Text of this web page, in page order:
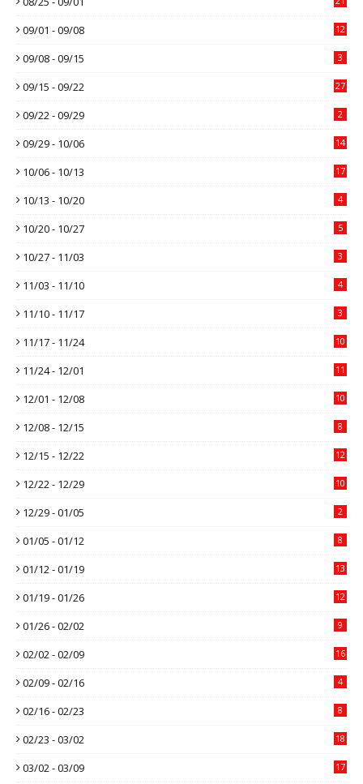
09/01 - 09/08 12
09/08 - 09/15 3
09/15 - 09/22 27
09/22 - 09/29 2
09/29 - 10/06 14
10/06 - 10/13 17
10/13 - 10/20 4
10/20 - 10/27 5
10/27 - 11/03 3
11/03 - 11/10 4
11/10 - 11/17 3
11/17 - 11/24 10
11/24 - 12/01 11
12/01 - 12/08 10
12/08 - 12/15 8
12/15 - 12/22 12
12/22 - 12/29 10
12/29 - 01/05 2
01/05 - 01/12 8
01/12 - 01/19 13
01/19 - 01/26 12
01/26 - 02/02 9
02/02 - 02/09 16
02/09 - 02/16 4
02/16 - 02/23 8
02/23 - 03/02 18
03/02 - 03/09 17